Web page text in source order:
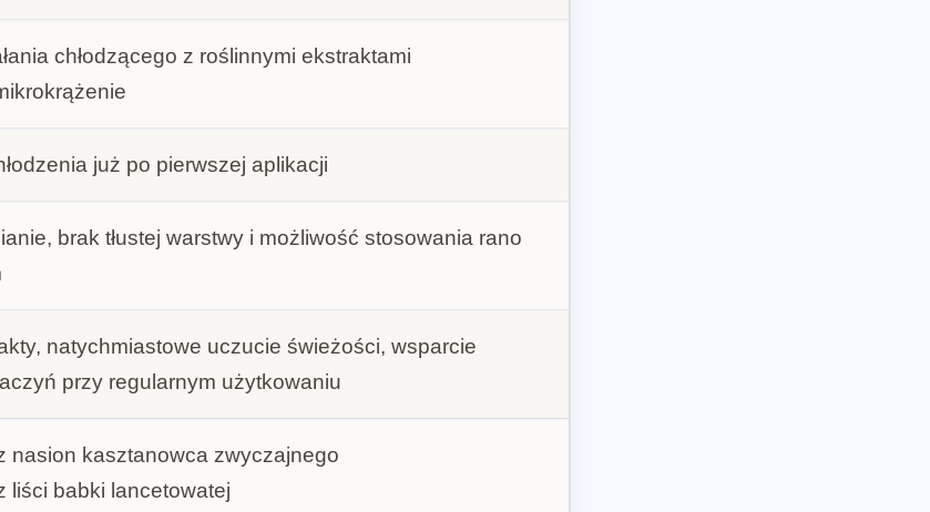
chłodzącego z roślinnymi ekstraktami
już po pierwszej aplikacji
brak tłustej warstwy i możliwość stosowania rano
natychmiastowe uczucie świeżości, wsparcie
przy regularnym użytkowaniu
nasion kasztanowca zwyczajnego
liści babki lancetowatej